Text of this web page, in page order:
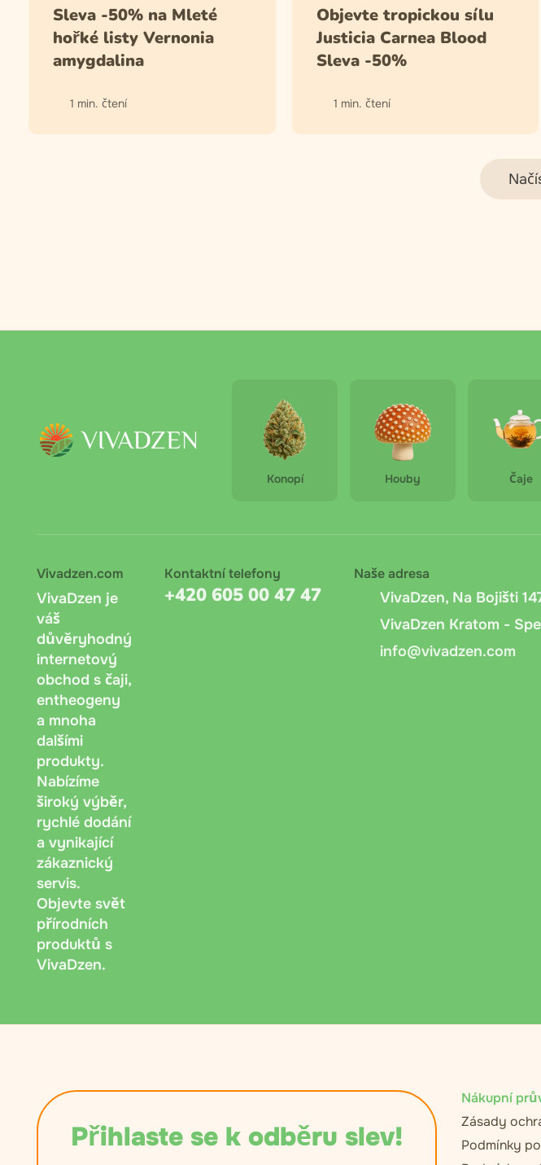
Sleva -50% na Mleté
hořké listy Vernonia
amygdalina
1 min. čtení
Objevte tropickou sílu
Justicia Carnea Blood
Sleva -50%
1 min. čtení
Konopí Houby Čaje
Vivadzen.com
VivaDzen je
váš
důvěryhodný
internetový
obchod s čaji,
entheogeny
a mnoha
dalšími
produkty.
Nabízíme
široký výběr,
rychlé dodání
a vynikající
zákaznický
servis.
Objevte svět
přírodních
produktů s
VivaDzen.
Kontaktní telefony
+420 605 00 47 47
Naše adresa
VivaDzen, Na Bojišti
VivaDzen Kratom -
info@vivadzen.com
Přihlaste se k odběru slev!
Nákupní
Zásady
Podmínky